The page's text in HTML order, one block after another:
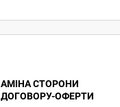
СТОРОНИ
ОФЕРТИ